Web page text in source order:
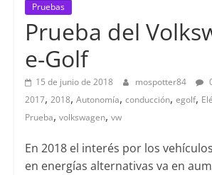
Pruebas
Prueba del
e-Golf
15 de junio de 2018 mospotter84
2017, 2018, Autonomía, conducción, egolf,
Prueba, volkswagen, vw
En 2018 el interés por los
en energías alternativas va en